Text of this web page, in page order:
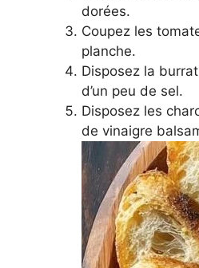
dorées.
Coupez les
planche.
Disposez la
d’un peu de sel.
Disposez les
de vinaigre